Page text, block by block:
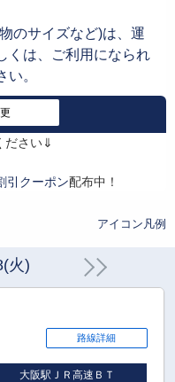
のサイズなど)は、運
くは、ご利用になられ
。
ださい⇓
引クーポン配布中！
アイコン凡例
火)
路線詳細
大阪駅ＪＲ高速ＢＴ